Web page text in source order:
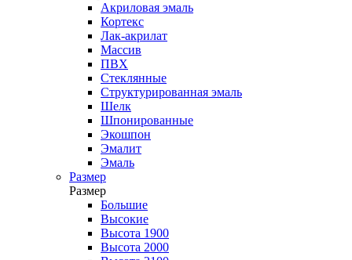
Акриловая эмаль
Кортекс
Лак-акрилат
Массив
ПВХ
Стеклянные
Структурированная эмаль
Шелк
Шпонированные
Экошпон
Эмалит
Эмаль
Размер
Размер
Большие
Высокие
Высота 1900
Высота 2000